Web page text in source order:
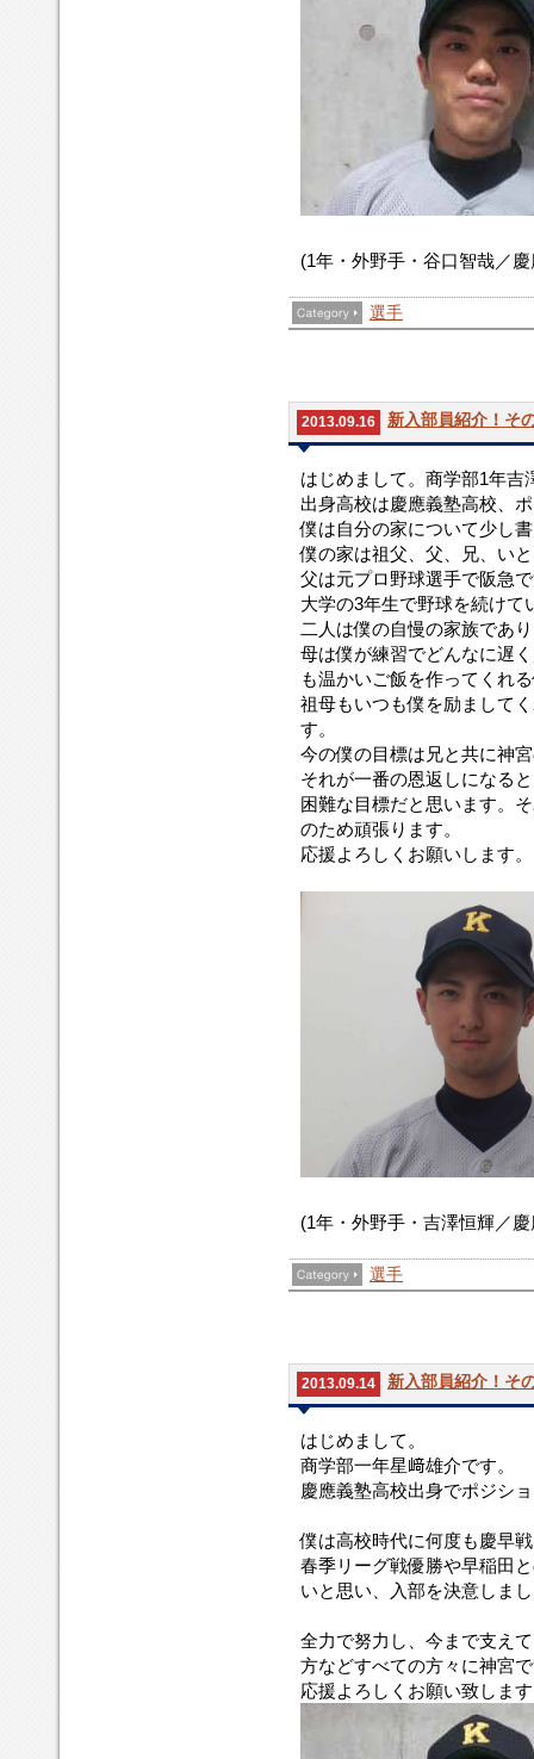
(1年・外野手・谷口智哉／
選手
2013.09.16 新入部員紹介！そ
はじめまして。商学部1年吉
出身高校は慶應義塾高校、
僕は自分の家について少し
僕の家は祖父、父、兄、い
父は元プロ野球選手で阪急
大学の3年生で野球を続けて
二人は僕の自慢の家族であ
母は僕が練習でどんなに遅
も温かいご飯を作ってくれ
祖母もいつも僕を励まして
す。
今の僕の目標は兄と共に神
それが一番の恩返しになる
困難な目標だと思います。
のため頑張ります。
応援よろしくお願いします。
(1年・外野手・吉澤恒輝／
選手
2013.09.14 新入部員紹介！そ
はじめまして。
商学部一年星﨑雄介です。
慶應義塾高校出身でポジシ
僕は高校時代に何度も慶早
春季リーグ戦優勝や早稲田
いと思い、入部を決意しま
全力で努力し、今まで支え
方などすべての方々に神宮
応援よろしくお願い致しま